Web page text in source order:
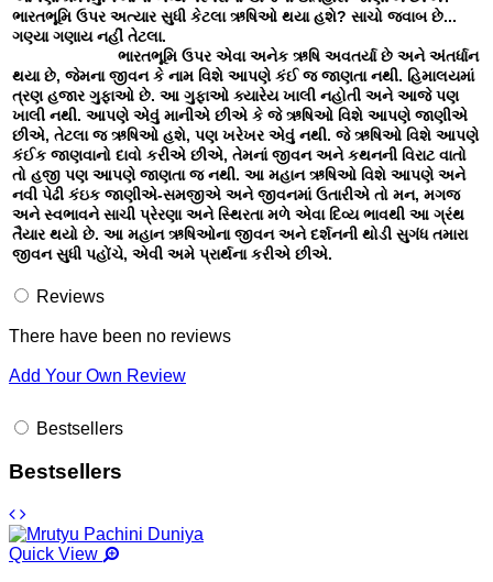
ભારતભૂમિ ઉપર અત્યાર સુધી કેટલા ઋષિઓ થયા હશે? સાચો જવાબ છે...
ગણ્યા ગણાય નહીં તેટલા.
ભારતભૂમિ ઉપર એવા અનેક ઋષિ અવતર્યા છે અને અંતર્ધાન
થયા છે, જેમના જીવન કે નામ વિશે આપણે કંઈ જ જાણતા નથી. હિમાલયમાં
ત્રણ હજાર ગુફાઓ છે. આ ગુફાઓ ક્યારેય ખાલી નહોતી અને આજે પણ
ખાલી નથી. આપણે એવું માનીએ છીએ કે જે ઋષિઓ વિશે આપણે જાણીએ
છીએ, તેટલા જ ઋષિઓ હશે, પણ ખરેખર એવું નથી. જે ઋષિઓ વિશે આપણે
કંઈક જાણવાનો દાવો કરીએ છીએ, તેમનાં જીવન અને કથનની વિરાટ વાતો
તો હજી પણ આપણે જાણતા જ નથી. આ મહાન ઋષિઓ વિશે આપણે અને
નવી પેઢી કંઇક જાણીએ-સમજીએ અને જીવનમાં ઉતારીએ તો મન, મગજ
અને સ્વભાવને સાચી પ્રેરણા અને સ્થિરતા મળે એવા દિવ્ય ભાવથી આ ગ્રંથ
તૈયાર થયો છે. આ મહાન ઋષિઓના જીવન અને દર્શનની થોડી સુગંધ તમારા
જીવન સુધી પહોંચે, એવી અમે પ્રાર્થના કરીએ છીએ.
Reviews
There have been no reviews
Add Your Own Review
Bestsellers
Bestsellers
Quick View